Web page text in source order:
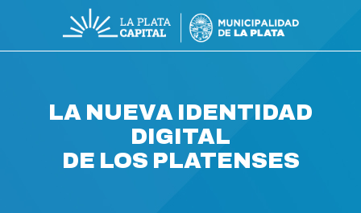
LA NUEVA IDENTIDAD
DIGITAL
DE LOS PLATENSES